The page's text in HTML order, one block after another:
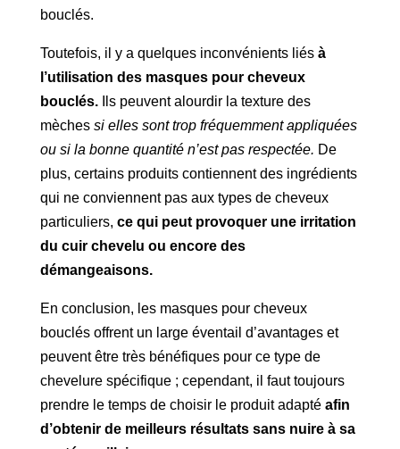
bouclés.
Toutefois, il y a quelques inconvénients liés à
l’utilisation des masques pour cheveux
bouclés.Ils peuvent alourdir la texture des
mèches si elles sont trop fréquemment appliquées
ou si la bonne quantité n’est pas respectée. De
plus, certains produits contiennent des ingrédients
qui ne conviennent pas aux types de cheveux
particuliers, ce qui peut provoquer une irritation
du cuir chevelu ou encore des
démangeaisons.
En conclusion, les masques pour cheveux
bouclés offrent un large éventail d’avantages et
peuvent être très bénéfiques pour ce type de
chevelure spécifique ; cependant, il faut toujours
prendre le temps de choisir le produit adapté afin
d’obtenir de meilleurs résultats sans nuire à sa